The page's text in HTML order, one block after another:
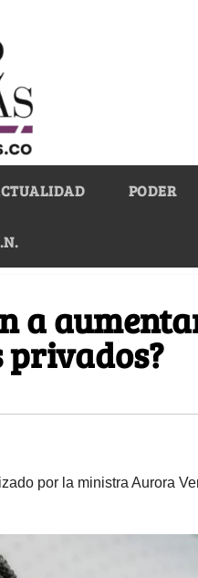
PODER
a
privados?
por la ministra Aurora